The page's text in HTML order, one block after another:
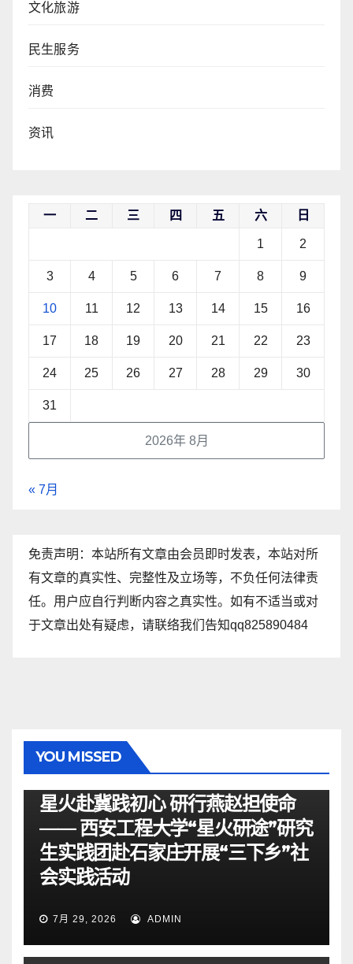
文化旅游
民生服务
消费
资讯
2026年 8月
一 二 三 四 五 六 日
1 2
3 4 5 6 7 8 9
10 11 12 13 14 15 16
17 18 19 20 21 22 23
24 25 26 27 28 29 30
31
« 7月
免责声明：本站所有文章由会员即时发表，本站对所
有文章的真实性、完整性及立场等，不负任何法律责
任。用户应自行判断内容之真实性。如有不适当或对
于文章出处有疑虑，请联络我们告知qq825890484
YOU MISSED
星火赴冀践初心 研行燕赵担使命
—— 西安工程大学“星火研途”研究
生实践团赴石家庄开展“三下乡”社
会实践活动
7月 29, 2026 ADMIN